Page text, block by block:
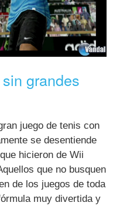
grandes
juego de tenis con
se desentiende
hicieron de Wii
que no busquen
de los juegos de toda
muy divertida y